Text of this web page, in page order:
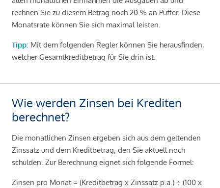
rechnen Sie zu diesem Betrag noch 20 % an Puffer. Diese
Monatsrate können Sie sich maximal leisten.
Tipp: Mit dem folgenden Regler können Sie herausfinden,
welcher Gesamtkreditbetrag für Sie drin ist.
Wie werden Zinsen bei Krediten
berechnet?
Die monatlichen Zinsen ergeben sich aus dem geltenden
Zinssatz und dem Kreditbetrag, den Sie aktuell noch
schulden. Zur Berechnung eignet sich folgende Formel:
Zinsen pro Monat = (Kreditbetrag x Zinssatz p.a.) ÷ (100 x